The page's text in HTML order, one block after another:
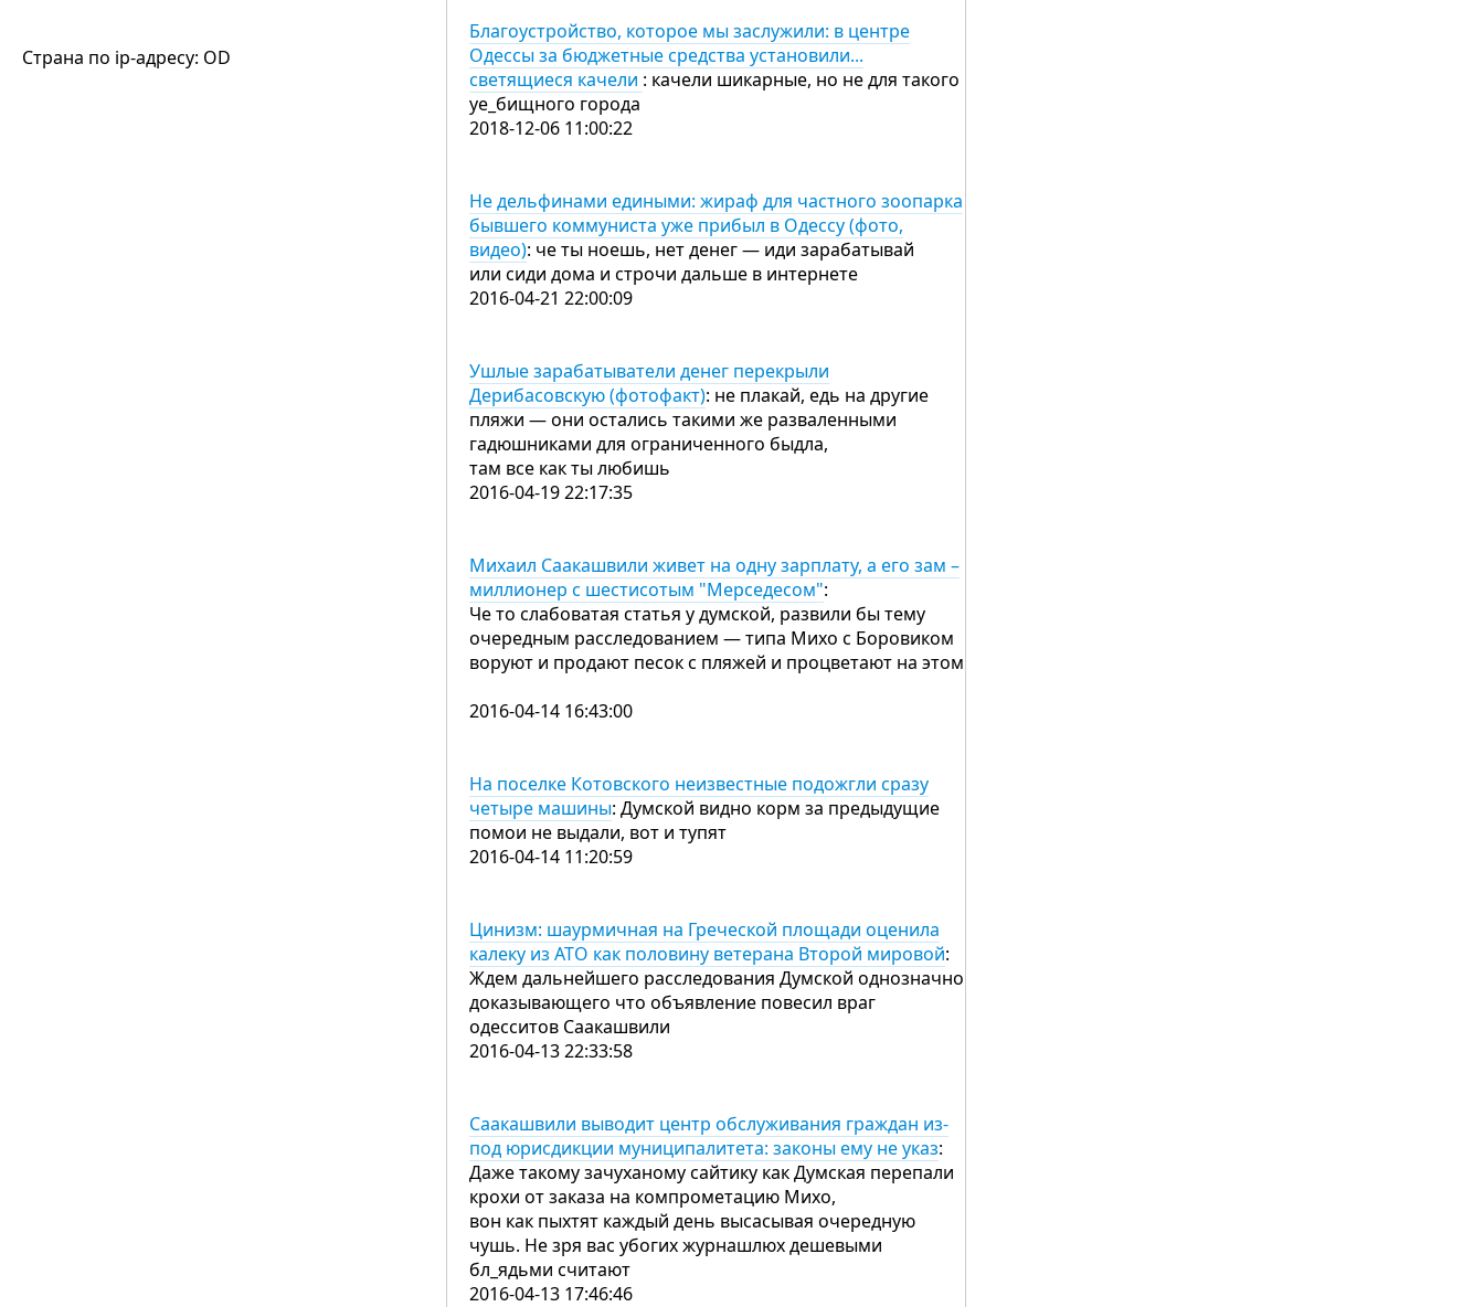
Страна по ip-адресу: OD
Благоустройство, которое мы заслужили: в центре
Одессы за бюджетные средства установили...
светящиеся качели : качели шикарные, но не для такого
уе_бищного города
2018-12-06 11:00:22
Не дельфинами едиными: жираф для частного зоопарка
бывшего коммуниста уже прибыл в Одессу (фото,
видео): че ты ноешь, нет денег — иди зарабатывай
или сиди дома и строчи дальше в интернете
2016-04-21 22:00:09
Ушлые зарабатыватели денег перекрыли
Дерибасовскую (фотофакт): не плакай, едь на другие
пляжи — они остались такими же разваленными
гадюшниками для ограниченного быдла,
там все как ты любишь
2016-04-19 22:17:35
Михаил Саакашвили живет на одну зарплату, а его зам –
миллионер с шестисотым "Мерседесом":
Че то слабоватая статья у думской, развили бы тему
очередным расследованием — типа Михо с Боровиком
воруют и продают песок с пляжей и процветают на этом
2016-04-14 16:43:00
На поселке Котовского неизвестные подожгли сразу
четыре машины: Думской видно корм за предыдущие
помои не выдали, вот и тупят
2016-04-14 11:20:59
Цинизм: шаурмичная на Греческой площади оценила
калеку из АТО как половину ветерана Второй мировой:
Ждем дальнейшего расследования Думской однозначно
доказывающего что объявление повесил враг
одесситов Саакашвили
2016-04-13 22:33:58
Саакашвили выводит центр обслуживания граждан из-
под юрисдикции муниципалитета: законы ему не указ:
Даже такому зачуханому сайтику как Думская перепали
крохи от заказа на компрометацию Михо,
вон как пыхтят каждый день высасывая очередную
чушь. Не зря вас убогих журнашлюх дешевыми
бл_ядьми считают
2016-04-13 17:46:46